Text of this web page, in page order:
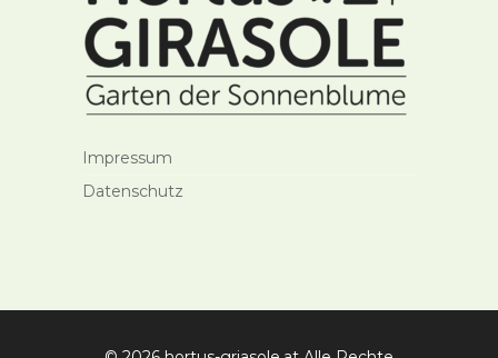
Impressum
Datenschutz